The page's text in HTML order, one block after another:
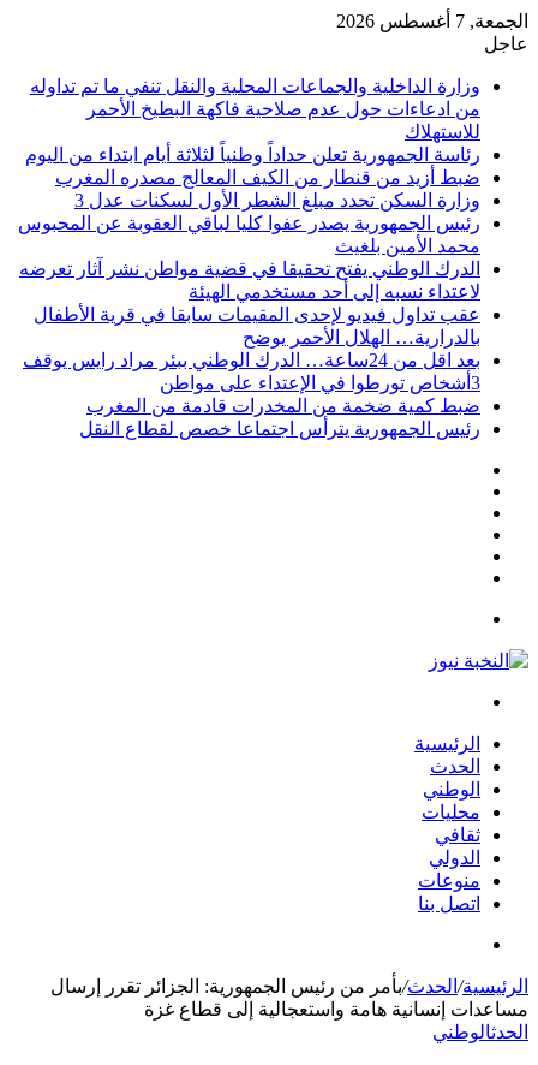
الجمعة, 7 أغسطس 2026
عاجل
وزارة الداخلية والجماعات المحلية والنقل تنفي ما تم تداوله
من ادعاءات حول عدم صلاحية فاكهة البطيخ الأحمر
للاستهلاك
رئاسة الجمهورية تعلن حداداً وطنياً لثلاثة أيام ابتداء من اليوم
ضبط أزيد من قنطار من الكيف المعالج مصدره المغرب
وزارة السكن تحدد مبلغ الشطر الأول لسكنات عدل 3
رئيس الجمهورية يصدر عفوا كليا لباقي العقوبة عن المحبوس
محمد الأمين بلغيث
الدرك الوطني يفتح تحقيقا في قضية مواطن نشر آثار تعرضه
لاعتداء نسبه إلى أحد مستخدمي الهيئة
عقب تداول فيديو لإحدى المقيمات سابقا في قرية الأطفال
بالدرارية… الهلال الأحمر يوضح
بعد اقل من 24ساعة… الدرك الوطني ببئر مراد رايس يوقف
3أشخاص تورطوا في الإعتداء على مواطن
ضبط كمية ضخمة من المخدرات قادمة من المغرب
رئيس الجمهورية يترأس اجتماعا خصص لقطاع النقل
الرئيسية
الحدث
الوطني
محليات
ثقافي
الدولي
منوعات
اتصل بنا
الرئيسية/ الحدث/بأمر من رئيس الجمهورية: الجزائر تقرر إرسال
مساعدات إنسانية هامة واستعجالية إلى قطاع غزة
الحدثالوطني